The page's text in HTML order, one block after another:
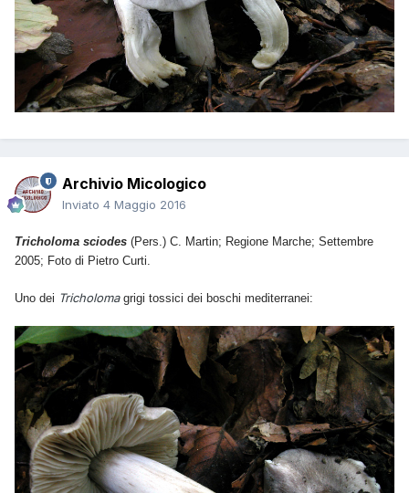
Archivio Micologico
Inviato 4 Maggio 2016
Tricholoma sciodes (Pers.) C. Martin; Regione Marche; Settembre
2005; Foto di Pietro Curti.
Uno dei Tricholomagrigi tossici dei boschi mediterranei: